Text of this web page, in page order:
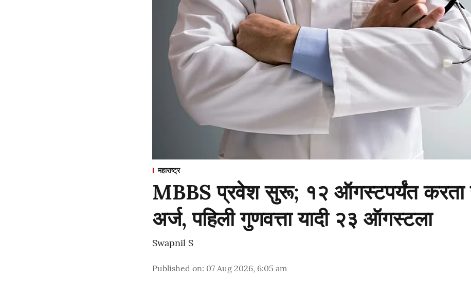
महाराष्ट्र
MBBS प्रवेश सुरू; १२ ऑगस्टपर्यंत करता
अर्ज, पहिली गुणवत्ता यादी २३ ऑगस्टला
Swapnil S
Published on: 07 Aug 2026, 6:05 am